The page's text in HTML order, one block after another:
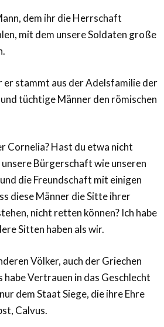
dem ihr die Herrschaft
mit dem unsere Soldaten große
er stammt aus der Adelsfamilie der
tüchtige Männer den römischen
Cornelia? Hast du etwa nicht
Bürgerschaft wie unseren
die Freundschaft mit einigen
diese Männer die Sitte ihrer
nicht retten können? Ich habe
Sitten haben als wir.
Völker, auch der Griechen
habe Vertrauen in das Geschlecht
dem Staat Siege, die ihre Ehre
Calvus.